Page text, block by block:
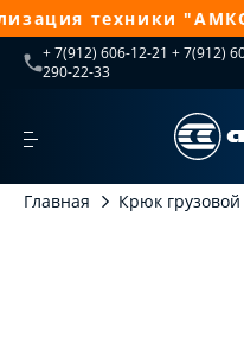
техники
+ 7(912) 606-12-21 + 7(912)
290-22-33
Главная Крюк